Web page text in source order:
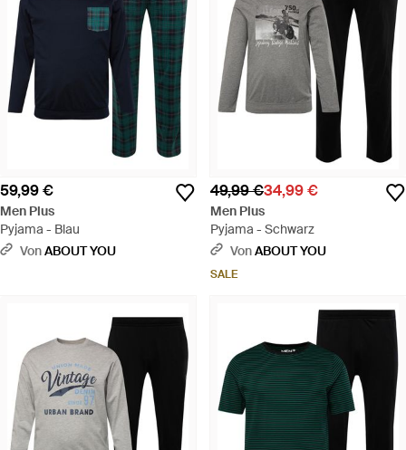
59,99 €
Men Plus
Pyjama - Blau
VonABOUT YOU
49,99 €34,99 €
Men Plus
Pyjama - Schwarz
VonABOUT YOU
SALE